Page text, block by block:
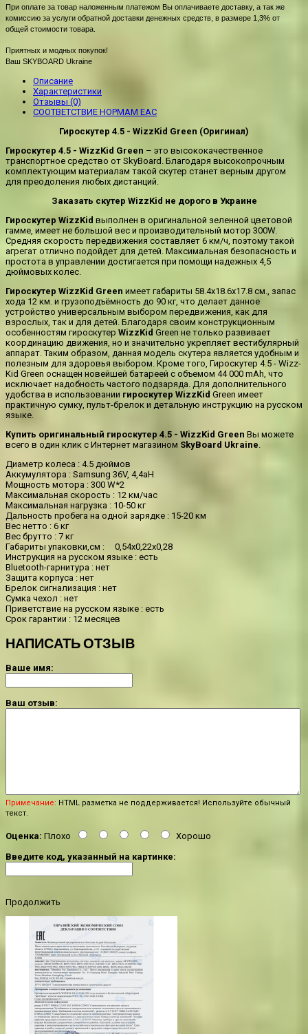
При оплате за товар наложенным платежом Вы оплачиваете доставку, а так же
комиссию за услуги обратной доставки денежных средств, в размере 1,3% от
общей стоимости товара.
Приятных и модных покупок!
Ваш SKYBOARD Ukraine
Описание
Характеристики
Отзывы (0)
СООТВЕТСТВИЕ НОРМАМ EAC
Гироскутер 4.5 - WizzKid Green (Оригинал)
Гироскутер 4.5 - WizzKid Green – это высококачественное
транспортное средство от SkyBoard. Благодаря высокопрочным
комплектующим материалам такой скутер станет верным другом
для преодоления любых дистанций.
Заказать скутер WizzKid не дорого в Украине
Гироскутер WizzKid выполнен в оригинальной зеленной цветовой
гамме, имеет не большой вес и производительный мотор 300W.
Средняя скорость передвижения составляет 6 км/ч, поэтому такой
агрегат отлично подойдет для детей. Максимальная безопасность и
простота в управлении достигается при помощи надежных 4,5
дюймовых колес.
Гироскутер WizzKid Green имеет габариты 58.4х18.6х17.8 см., запас
хода 12 км. и грузоподъёмность до 90 кг, что делает данное
устройство универсальным выбором передвижения, как для
взрослых, так и для детей. Благодаря своим конструкционным
особенностям гироскутер WizzKid Green не только развивает
координацию движения, но и значительно укрепляет вестибулярный
аппарат. Таким образом, данная модель скутера является удобным и
полезным для здоровья выбором. Кроме того, Гироскутер 4.5 - Wizz-
Kid Green оснащен новейшей батареей с объемом 44 000 mAh, что
исключает надобность частого подзаряда. Для дополнительного
удобства в использовании гироскутер WizzKid Green имеет
практичную сумку, пульт-брелок и детальную инструкцию на русском
языке.
Купить оригинальный гироскутер 4.5 - WizzKid Green Вы можете
всего в один клик с Интернет магазином SkyBoard Ukraine
Диаметр колеса : 4.5 дюймов
Аккумулятора : Samsung 36V, 4,4aH
Мощность мотора : 300 W*2
Максимальная скорость : 12 км/час
Максимальная нагрузка : 10-50 кг
Дальность пробега на одной зарядке : 15-20 км
Вес нетто : 6 кг
Вес брутто : 7 кг
Габариты упаковки,см : 0,54х0,22х0,28
Инструкция на русском языке : есть
Bluetooth-гарнитура : нет
Защита корпуса : нет
Брелок сигнализация : нет
Сумка чехол : нет
Приветствие на русском языке : есть
Срок гарантии : 12 месяцев
НАПИСАТЬ ОТЗЫВ
Ваше имя:
Ваш отзыв:
Примечание: HTML разметка не поддерживается! Используйте обычный
текст.
Оценка: Плохо
Хорошо
Введите код, указанный на картинке:
Продолжить